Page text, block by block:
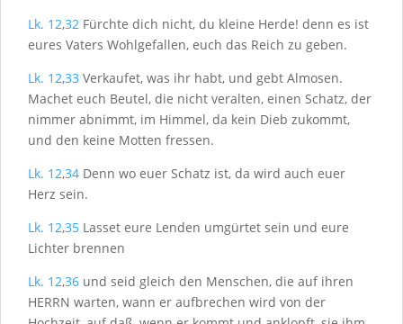
Lk. 12,32 Fürchte dich nicht, du kleine Herde! denn es ist
eures Vaters Wohlgefallen, euch das Reich zu geben.
Lk. 12,33 Verkaufet, was ihr habt, und gebt Almosen.
Machet euch Beutel, die nicht veralten, einen Schatz, der
nimmer abnimmt, im Himmel, da kein Dieb zukommt,
und den keine Motten fressen.
Lk. 12,34 Denn wo euer Schatz ist, da wird auch euer
Herz sein.
Lk. 12,35 Lasset eure Lenden umgürtet sein und eure
Lichter brennen
Lk. 12,36 und seid gleich den Menschen, die auf ihren
HERRN warten, wann er aufbrechen wird von der